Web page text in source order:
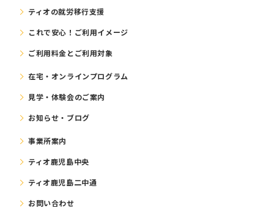
ティオの就労移⾏⽀援
これで安⼼！ご利⽤イメージ
ご利⽤料⾦とご利⽤対象
在宅・オンラインプログラム
⾒学・体験会のご案内
お知らせ・ブログ
事業所案内
ティオ鹿児島中央
ティオ鹿児島二中通
お問い合わせ